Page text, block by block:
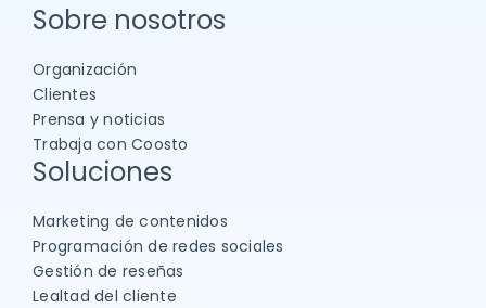
Sobre nosotros
Organización
Clientes
Prensa y noticias
Trabaja con Coosto
Soluciones
Marketing de contenidos
Programación de redes sociales
Gestión de reseñas
Lealtad del cliente